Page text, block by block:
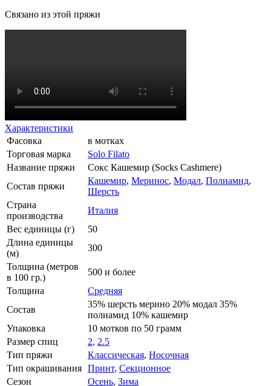
Связано из этой пряжи
Характеристики
Фасовка
в мотках
Торговая марка
Solo Filato
Название пряжи
Сокс Кашемир (Socks Cashmere)
Состав пряжи
Кашемир, Меринос, Модал, Полиамид,
Шерсть
Страна
производства
Италия
Вес единицы (г)
50
Длина единицы
(м)
300
Толщина (метров
в 100 гр.)
500 и более
Толщина
Средняя
Состав
35% шерсть мерино 20% модал 35%
полиамид 10% кашемир
Упаковка
10 мотков по 50 грамм
Размер спиц
2, 2.5
Тип пряжи
Классическая, Носочная
Тип окрашивания Принт, Секционное
Сезон
Осень, Зима